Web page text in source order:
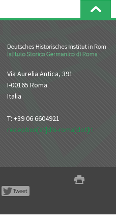
Via Aurelia Antica, 391
I-00165 Roma
Italia
T: +39 06 6604921
reception[at]dhi-roma[dot]it